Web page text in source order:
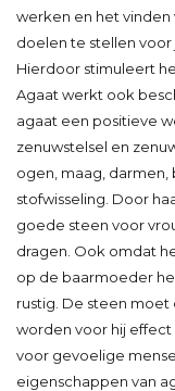
werken en het vinden
doelen te stellen voor
Hierdoor stimuleert
Agaat werkt ook
agaat een positieve
zenuwstelsel en
ogen, maag, darmen,
stofwisseling. Door
goede steen voor
dragen. Ook omdat
op de baarmoeder
rustig. De steen
worden voor hij
voor gevoelige
eigenschappen van